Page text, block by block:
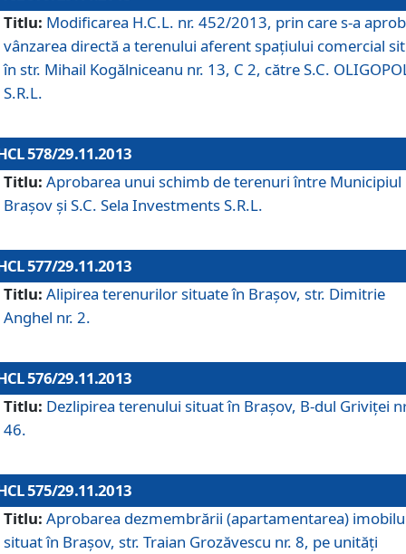
Titlu: Modificarea H.C.L. nr. 452/2013, prin care s-a
vânzarea directă a terenului aferent spaţiului comercial
în str. Mihail Kogălniceanu nr. 13, C 2, către S.C.
S.R.L.
578/29.11.2013
Titlu: Aprobarea unui schimb de terenuri între Municipiul
Braşov şi S.C. Sela Investments S.R.L.
577/29.11.2013
Titlu: Alipirea terenurilor situate în Braşov, str. Dimitrie
Anghel nr. 2.
576/29.11.2013
Titlu: Dezlipirea terenului situat în Braşov, B-dul Griviţei
46.
575/29.11.2013
Titlu: Aprobarea dezmembrării (apartamentarea)
situat în Braşov, str. Traian Grozăvescu nr. 8, pe unităţi